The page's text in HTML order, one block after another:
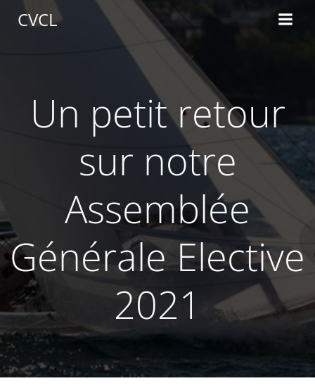
au
contenu
CVCL
Un petit retour
sur notre
Assemblée
Générale Elective
2021